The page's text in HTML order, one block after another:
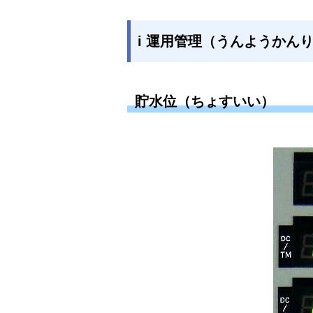
i 運用管理（うんようかん
貯水位（ちょすいい）